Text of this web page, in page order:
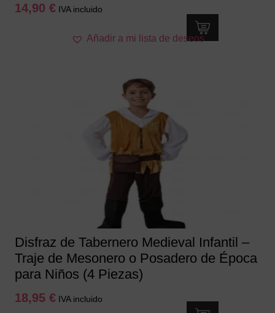
14,90 € IVA incluido
producto
variantes.
Las
opciones
se
pueden
elegir
en
la
página
de
Añadir a mi lista de deseos
Disfraz de Tabernero Medieval Infantil –
Traje de Mesonero o Posadero de Época
para Niños (4 Piezas)
18,95 € IVA incluido